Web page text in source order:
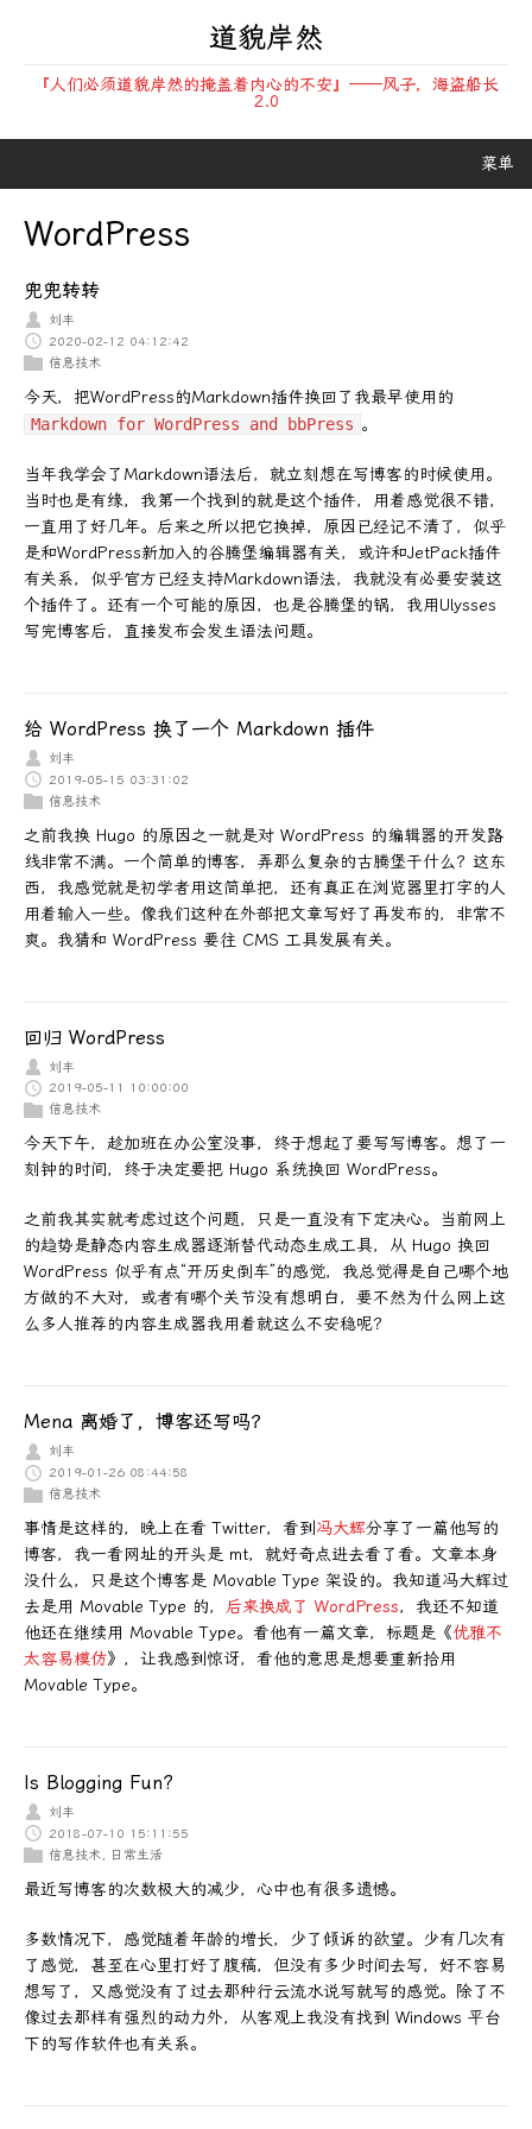
道貌岸然
『人们必须道貌岸然的掩盖着内心的不安』——风子，海盗船长
2.0
菜单
WordPress
兜兜转转
刘丰
2020-02-12 04:12:42
信息技术
今天，把WordPress的Markdown插件换回了我最早使用的
Markdown for WordPress and bbPress 。
当年我学会了Markdown语法后，就立刻想在写博客的时候使用。
当时也是有缘，我第一个找到的就是这个插件，用着感觉很不错，
一直用了好几年。后来之所以把它换掉，原因已经记不清了，似乎
是和WordPress新加入的谷腾堡编辑器有关，或许和JetPack插件
有关系，似乎官方已经支持Markdown语法，我就没有必要安装这
个插件了。还有一个可能的原因，也是谷腾堡的锅，我用Ulysses
写完博客后，直接发布会发生语法问题。
给 WordPress 换了一个 Markdown 插件
刘丰
2019-05-15 03:31:02
信息技术
之前我换 Hugo 的原因之一就是对 WordPress 的编辑器的开发路
线非常不满。一个简单的博客，弄那么复杂的古腾堡干什么？这东
西，我感觉就是初学者用这简单把，还有真正在浏览器里打字的人
用着输入一些。像我们这种在外部把文章写好了再发布的，非常不
爽。我猜和 WordPress 要往 CMS 工具发展有关。
回归 WordPress
刘丰
2019-05-11 10:00:00
信息技术
今天下午，趁加班在办公室没事，终于想起了要写写博客。想了一
刻钟的时间，终于决定要把 Hugo 系统换回 WordPress。
之前我其实就考虑过这个问题，只是一直没有下定决心。当前网上
的趋势是静态内容生成器逐渐替代动态生成工具，从 Hugo 换回
WordPress 似乎有点“开历史倒车”的感觉，我总觉得是自己哪个地
方做的不大对，或者有哪个关节没有想明白，要不然为什么网上这
么多人推荐的内容生成器我用着就这么不安稳呢？
Mena 离婚了，博客还写吗？
刘丰
2019-01-26 08:44:58
信息技术
事情是这样的，晚上在看 Twitter，看到 冯大辉分享了一篇他写的
博客，我一看网址的开头是 mt，就好奇点进去看了看。文章本身
没什么，只是这个博客是 Movable Type 架设的。我知道冯大辉过
去是用 Movable Type 的， 后来换成了 WordPress，我还不知道
他还在继续用 Movable Type。看他有一篇文章，标题是《优雅不
太容易模仿》，让我感到惊讶，看他的意思是想要重新拾用
Movable Type。
Is Blogging Fun?
刘丰
2018-07-10 15:11:55
信息技术, 日常生活
最近写博客的次数极大的减少，心中也有很多遗憾。
多数情况下，感觉随着年龄的增长，少了倾诉的欲望。少有几次有
了感觉，甚至在心里打好了腹稿，但没有多少时间去写，好不容易
想写了，又感觉没有了过去那种行云流水说写就写的感觉。除了不
像过去那样有强烈的动力外，从客观上我没有找到 Windows 平台
下的写作软件也有关系。